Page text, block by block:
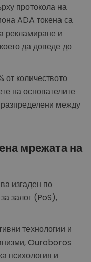
протокола на
ADA токена са
рекламиране и
да доведе до
от количеството
на основателите
между
мрежата на
изгаден по
залог (PoS),
технологии и
Ouroboros
психология и